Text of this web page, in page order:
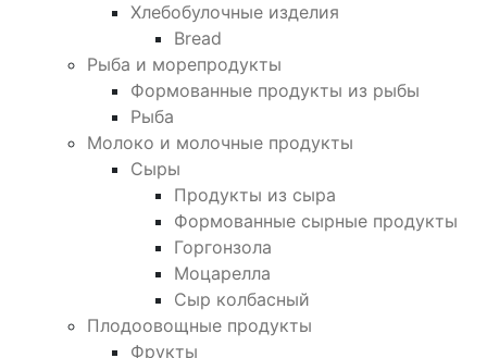
Хлебобулочные изделия
Bread
Рыба и морепродукты
Формованные продукты из рыбы
Рыба
Молоко и молочные продукты
Сыры
Продукты из сыра
Формованные сырные продукты
Горгонзола
Моцарелла
Сыр колбасный
Плодоовощные продукты
Фрукты